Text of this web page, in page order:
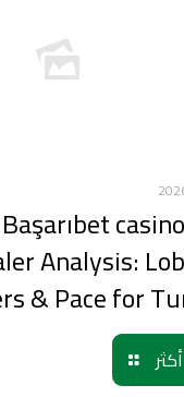
Analysis:
& Pace for